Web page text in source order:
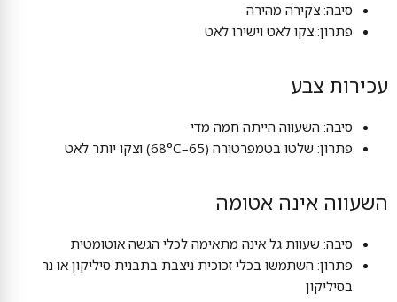
סיבה: צקירה מהירה
פתרון: צקו לאט וישירו לאט
עכירות צבע
סיבה: השעווה הייתה חמה מדי
פתרון: שלטו בטמפרטורה (65–68°C) וצקו יותר לאט
השעווה אינה אטומה
סיבה: שעוות גל אינה מתאימה לכלי הגשה אוטומטית
פתרון: השתמשו בכלי זכוכית ניצבת בתבנית סיליקון או נר
בסיליקון